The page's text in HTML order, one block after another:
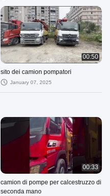
00:50
sito dei camion pompatori
January 07, 2025
00:33
camion di pompe per calcestruzzo di
seconda mano